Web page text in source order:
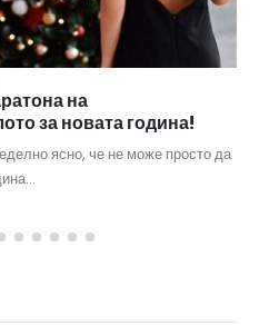
на
за новата година!
ясно, че не може просто да